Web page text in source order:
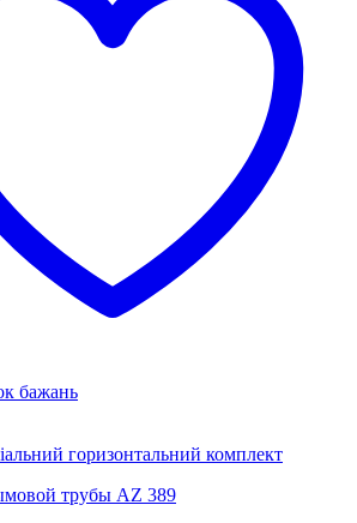
бажань
горизонтальний комплект